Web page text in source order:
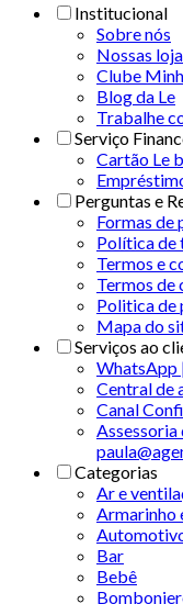
Institucional
Sobre nós
Nossas
Clube
Blog da Le
Trabalhe
Serviço
Cartão Le
Perguntas e
Formas de
Política de
Termos e
Termos de
Politica de
Mapa do
Serviços ao
WhatsApp
Central de
Canal
Assessoria
Categorias
Ar e
Armarinho
Bar
Bebê